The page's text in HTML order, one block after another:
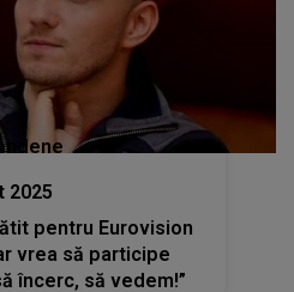
2025
pentru Eurovision
vrea să participe
încerc, să vedem!”